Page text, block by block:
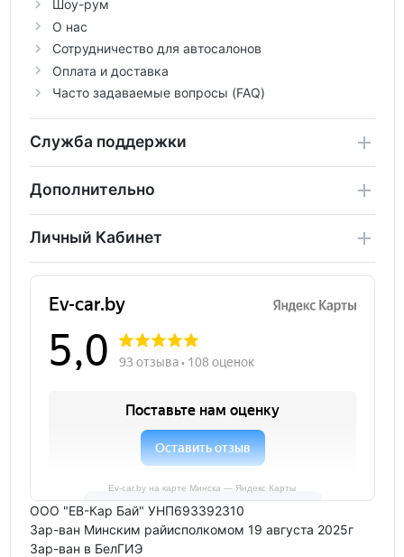
Шоу-рум
О нас
Сотрудничество для автосалонов
Оплата и доставка
Часто задаваемые вопросы (FAQ)
Служба поддержки
Дополнительно
Личный Кабинет
Ev-car.by на карте Минска — Яндекс Карты
ООО "ЕВ-Кар Бай" УНП693392310
Зар-ван Минским райисполкомом 19 августа 2025г
Зар-ван в БелГИЭ